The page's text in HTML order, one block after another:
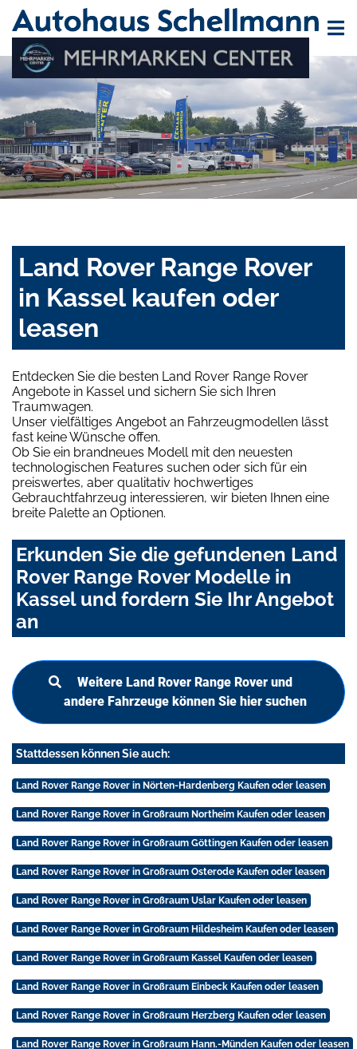
Land Rover Range Rover
in Kassel kaufen oder
leasen
Entdecken Sie die besten Land Rover Range Rover
Angebote in Kassel und sichern Sie sich Ihren
Traumwagen.
Unser vielfältiges Angebot an Fahrzeugmodellen lässt
fast keine Wünsche offen.
Ob Sie ein brandneues Modell mit den neuesten
technologischen Features suchen oder sich für ein
preiswertes, aber qualitativ hochwertiges
Gebrauchtfahrzeug interessieren, wir bieten Ihnen eine
breite Palette an Optionen.
Erkunden Sie die gefundenen Land
Rover Range Rover Modelle in
Kassel und fordern Sie Ihr Angebot
an
Weitere Land Rover Range Rover und
andere Fahrzeuge können Sie hier suchen
Stattdessen können Sie auch:
Land Rover Range Rover in Nörten-Hardenberg Kaufen oder leasen
Land Rover Range Rover in Großraum Northeim Kaufen oder leasen
Land Rover Range Rover in Großraum Göttingen Kaufen oder leasen
Land Rover Range Rover in Großraum Osterode Kaufen oder leasen
Land Rover Range Rover in Großraum Uslar Kaufen oder leasen
Land Rover Range Rover in Großraum Hildesheim Kaufen oder leasen
Land Rover Range Rover in Großraum Kassel Kaufen oder leasen
Land Rover Range Rover in Großraum Einbeck Kaufen oder leasen
Land Rover Range Rover in Großraum Herzberg Kaufen oder leasen
Land Rover Range Rover in Großraum Hann.-Münden Kaufen oder leasen